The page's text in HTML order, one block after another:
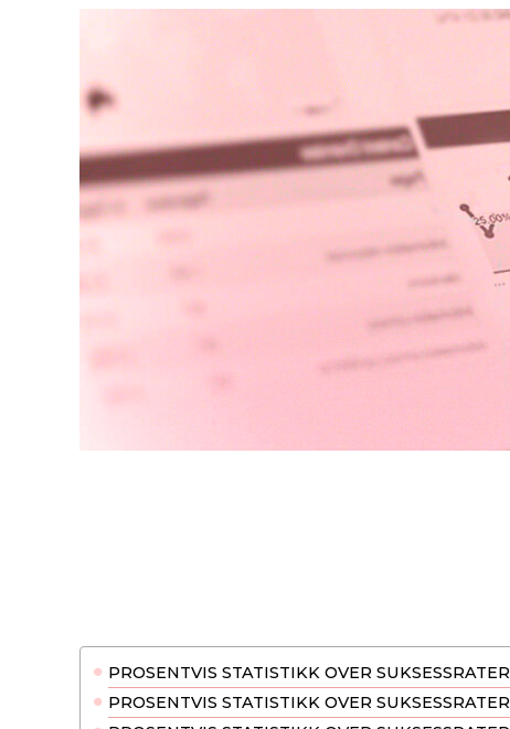
PROSENTVIS STATISTIKK OVER
PROSENTVIS STATISTIKK OVER